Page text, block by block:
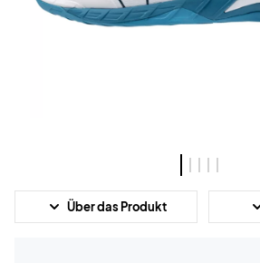
Über das Produkt